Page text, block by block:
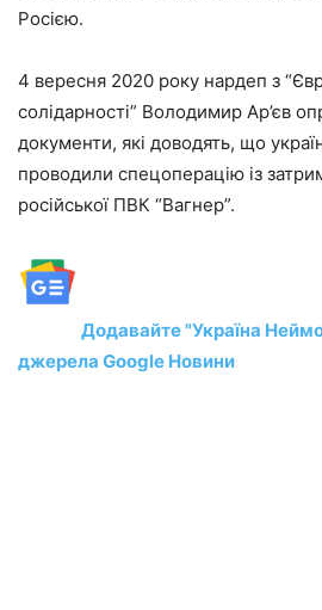
Росією.
4 вересня 2020 року нардеп з
солідарності” Володимир Ар’єв
документи, які доводять, що
проводили спецоперацію із
російської ПВК “Вагнер”.
Додавайте "Україна
джерела Google Новини